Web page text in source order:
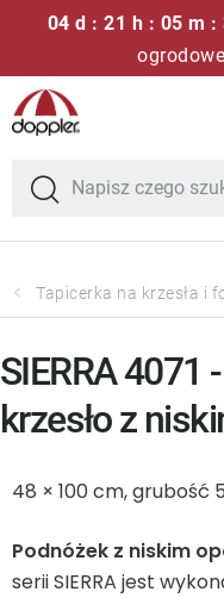
04 d : 21 h : 05 m :
Przejść
do
treści
Zestawy sof
Parasole
Poduszki i
Leżaki
Tapicerka na krzesła i
48 × 100 cm, grubość
Podnóżek z niskim
serii SIERRA jest
SIERRA 4071
krzesło z